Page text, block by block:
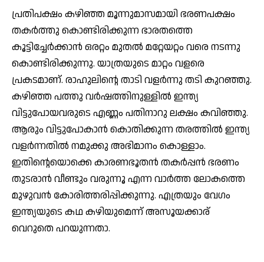
പ്രതിപക്ഷം കഴിഞ്ഞ മൂന്നുമാസമായി ഭരണപക്ഷം
തകര്‍ത്തു കൊണ്ടിരിക്കുന്ന ഭാരതത്തെ
കൂട്ടിച്ചേര്‍ക്കാന്‍ ഒരറ്റം മുതല്‍ മറ്റേയറ്റം വരെ നടന്നു
കൊണ്ടിരിക്കുന്നു. യാത്രയുടെ മാറ്റം വളരെ
പ്രകടമാണ്. രാഹുലിന്റെ താടി വളര്‍ന്നു തടി കുറഞ്ഞു.
കഴിഞ്ഞ പത്തു വര്‍ഷത്തിനുള്ളില്‍ ഇന്ത്യ
വിട്ടുപോയവരുടെ എണ്ണം പതിനാറു ലക്ഷം കവിഞ്ഞു.
ആരും വിട്ടുപോകാന്‍ കൊതിക്കുന്ന തരത്തില്‍ ഇന്ത്യ
വളര്‍ന്നതില്‍ നമുക്കു അഭിമാനം കൊള്ളാം.
ഇതിന്റെയൊക്കെ കാരണഭൂതന്‍ തകര്‍പ്പന്‍ ഭരണം
തുടരാന്‍ വീണ്ടും വരുന്നൂ എന്ന വാര്‍ത്ത ലോകത്തെ
മുഴുവന്‍ കോരിത്തരിപ്പിക്കുന്നു. എത്രയും വേഗം
ഇന്ത്യയുടെ കഥ കഴിയുമെന്ന് അസൂയക്കാര്
വെറുതെ പറയുന്നതാ.